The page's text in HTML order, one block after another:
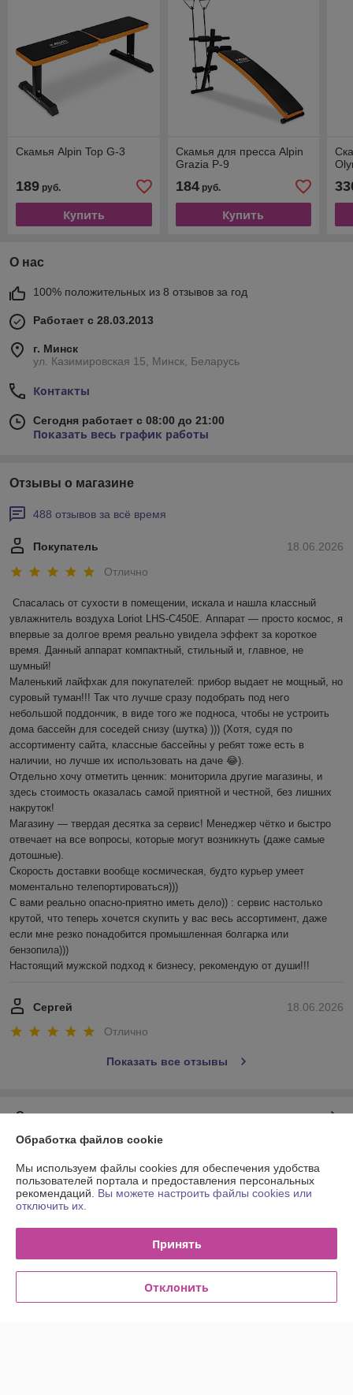
Скамья Alpin Top G-3
189 руб.
Купить
Скамья для пресса Alpin
Grazia P-9
184руб.
Купить
О нас
100% положительных из 8 отзывов за год
Работает с 28.03.2013
г. Минск
ул. Казимировская 15, Минск, Беларусь
Контакты
Сегодня работает с 08:00 до 21:00
Показать весь график работы
Отзывы о магазине
488 отзывов за всё время
18.06.2026
Покупатель
Отлично
Спасалась от сухости в помещении, искала и нашла классный
увлажнитель воздуха Loriot LHS-C450E. Аппарат — просто космос, я
впервые за долгое время реально увидела эффект за короткое
время. Данный аппарат компактный, стильный и, главное, не
шумный!
Маленький лайфхак для покупателей: прибор выдает не мощный, но
суровый туман!!! Так что лучше сразу подобрать под него
небольшой поддончик, в виде того же подноса, чтобы не устроить
дома бассейн для соседей снизу (шутка) ))) (Хотя, судя по
ассортименту сайта, классные бассейны у ребят тоже есть в
наличии, но лучше их использовать на даче 😂).
Отдельно хочу отметить ценник: мониторила другие магазины, и
здесь стоимость оказалась самой приятной и честной, без лишних
накруток!
Магазину — твердая десятка за сервис! Менеджер чётко и быстро
отвечает на все вопросы, которые могут возникнуть (даже самые
дотошные).
Скорость доставки вообще космическая, будто курьер умеет
моментально телепортироваться)))
С вами реально опасно-приятно иметь дело)) : сервис настолько
крутой, что теперь хочется скупить у вас весь ассортимент, даже
если мне резко понадобится промышленная болгарка или
бензопила)))
Настоящий мужской подход к бизнесу, рекомендую от души!!!
18.06.2026
Сергей
Отлично
Показать все отзывы
О нас
Доставка и оплата
График работы
Полная версия сайта
Политика обработки cookies
Обработка файлов cookie
Мы используем файлы cookies для обеспечения удобства
пользователей портала и предоставления персональных
рекомендаций. Вы можете настроить файлы cookies или
отключить их.
Принять
Отклонить